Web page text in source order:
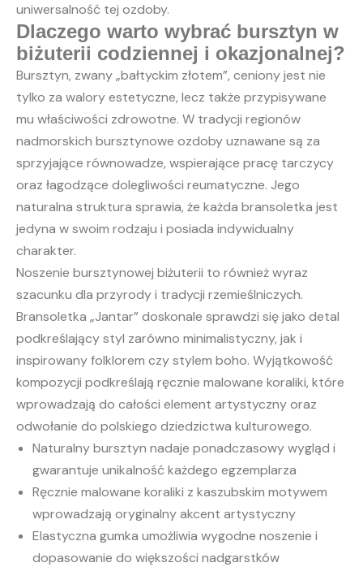
uniwersalność tej ozdoby.
Dlaczego warto wybrać bursztyn w
biżuterii codziennej i okazjonalnej?
Bursztyn, zwany „bałtyckim złotem”, ceniony jest nie
tylko za walory estetyczne, lecz także przypisywane
mu właściwości zdrowotne. W tradycji regionów
nadmorskich bursztynowe ozdoby uznawane są za
sprzyjające równowadze, wspierające pracę tarczycy
oraz łagodzące dolegliwości reumatyczne. Jego
naturalna struktura sprawia, że każda bransoletka jest
jedyna w swoim rodzaju i posiada indywidualny
charakter.
Noszenie bursztynowej biżuterii to również wyraz
szacunku dla przyrody i tradycji rzemieślniczych.
Bransoletka „Jantar” doskonale sprawdzi się jako detal
podkreślający styl zarówno minimalistyczny, jak i
inspirowany folklorem czy stylem boho. Wyjątkowość
kompozycji podkreślają ręcznie malowane koraliki, które
wprowadzają do całości element artystyczny oraz
odwołanie do polskiego dziedzictwa kulturowego.
Naturalny bursztyn nadaje ponadczasowy wygląd i
gwarantuje unikalność każdego egzemplarza
Ręcznie malowane koraliki z kaszubskim motywem
wprowadzają oryginalny akcent artystyczny
Elastyczna gumka umożliwia wygodne noszenie i
dopasowanie do większości nadgarstków